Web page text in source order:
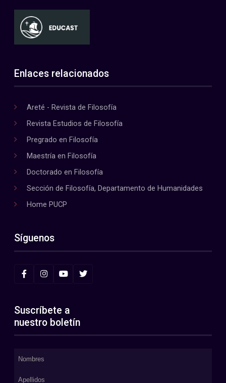
Enlaces relacionados
Areté - Revista de Filosofía
Revista Estudios de Filosofía
Pregrado en Filosofía
Maestría en Filosofía
Doctorado en Filosofía
Sección de Filosofía, Departamento de Humanidades
Home PUCP
Síguenos
Suscríbete a
nuestro boletín